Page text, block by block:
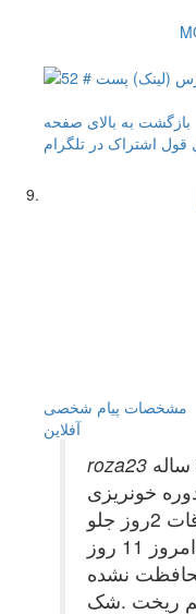
بازگشت به بالای صفحه
قول اشتراک در تلگرام
مشخصات پیام شخصی
آفلاين
باسلام من23 ساله
روزه.دوره خونریزی
6روزه.منظم گاهی اوقات 2روز جلو
عقب.اخرین خونریزی6/11/91امروز 11 روز
محافظت نشده
ریخت .شک